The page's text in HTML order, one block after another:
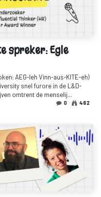
spreker: Egle
AEG-leh Vinn-aus-KITE-eh)
snel furore in de L&D-
omtrent de menselij...
0 462